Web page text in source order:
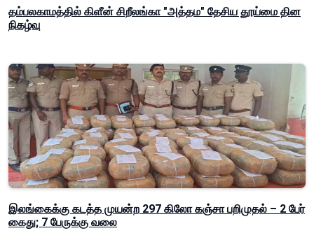
தம்பலகாமத்தில் கிளீன் சிறீலங்கா "அத்தம" தேசிய தூய்மை தின
நிகழ்வு
இலங்கைக்கு கடத்த முயன்ற 297 கிலோ கஞ்சா பறிமுதல் – 2 பேர்
கைது; 7 பேருக்கு வலை